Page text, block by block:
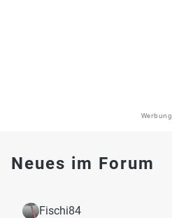
Werbung
Neues im Forum
Fischi84